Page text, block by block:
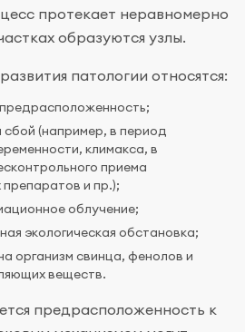
протекает неравномерно
образуются узлы.
патологии относятся:
предрасположенность;
сбой (например, в период
климакса, в
приема
и пр.);
облучение;
экологическая обстановка;
организм свинца, фенолов и
веществ.
предрасположенность к